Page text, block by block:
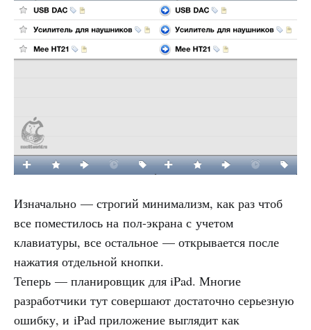
Изначально — строгий минимализм, как раз чтоб
все поместилось на пол-экрана с учетом
клавиатуры, все остальное — открывается после
нажатия отдельной кнопки.
Теперь — планировщик для iPad. Многие
разработчики тут совершают достаточно серьезную
ошибку, и iPad приложение выглядит как